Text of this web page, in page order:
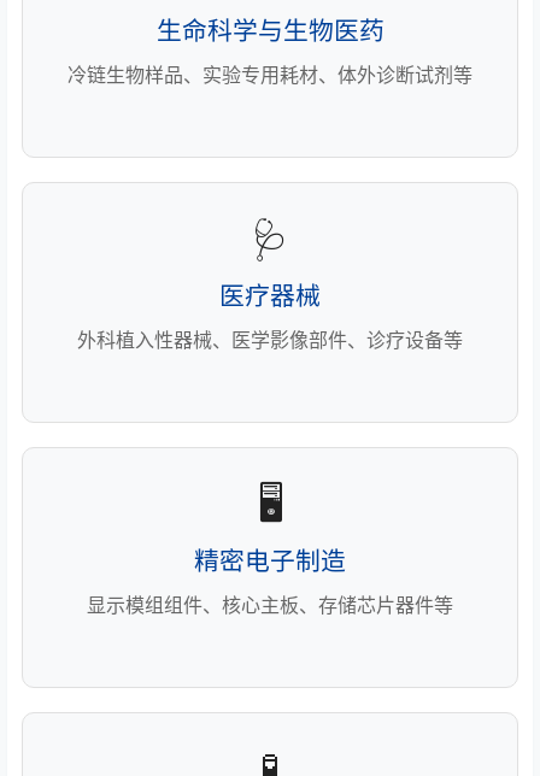
生命科学与生物医药
冷链生物样品、实验专用耗材、体外诊断试剂等
🩺
医疗器械
外科植入性器械、医学影像部件、诊疗设备等
🖥️
精密电子制造
显示模组组件、核心主板、存储芯片器件等